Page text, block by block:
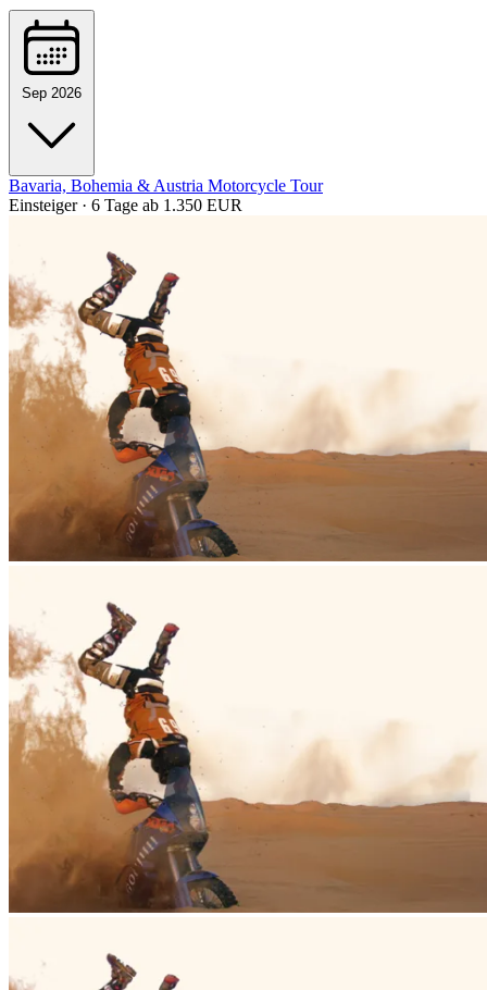
Sep 2026
Bavaria, Bohemia & Austria Motorcycle Tour
Einsteiger · 6 Tage ab 1.350 EUR